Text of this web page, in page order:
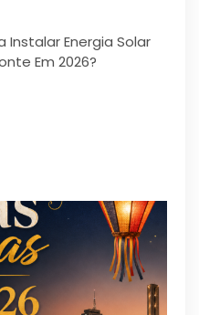
Instalar Energia Solar
Em 2026?